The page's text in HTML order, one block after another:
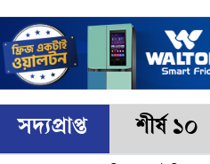
সদ্যপ্রাপ্ত শীর্ষ ১০